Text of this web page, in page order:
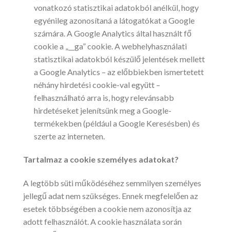
vonatkozó statisztikai adatokból anélkül, hogy
egyénileg azonosítaná a látogatókat a Google
számára. A Google Analytics által használt fő
cookie a „__ga” cookie. A webhelyhasználati
statisztikai adatokból készülő jelentések mellett
a Google Analytics – az előbbiekben ismertetett
néhány hirdetési cookie-val együtt –
felhasználható arra is, hogy relevánsabb
hirdetéseket jelenítsünk meg a Google-
termékekben (például a Google Keresésben) és
szerte az interneten.
Tartalmaz a cookie személyes adatokat?
A legtöbb süti működéséhez semmilyen személyes
jellegű adat nem szükséges. Ennek megfelelően az
esetek többségében a cookie nem azonosítja az
adott felhasználót. A cookie használata során